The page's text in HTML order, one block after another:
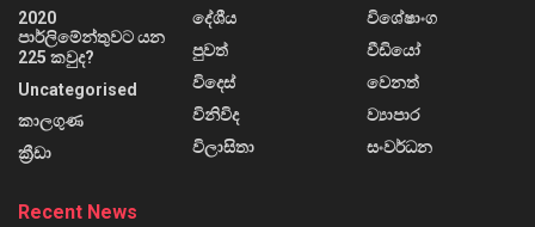
2020
පාර්ලිමේන්තුවට යන
225 කවුද?
Uncategorised
කාලගුණ
ක්‍රීඩා
දේශීය
පුවත්
විදෙස්
විනිවිද
විලාසිතා
විශේෂාංග
වීඩියෝ
වෙනත්
ව්‍යාපාර
සංවර්ධන
Recent News